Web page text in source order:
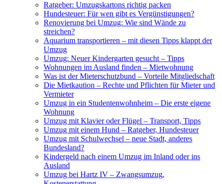
Ratgeber: Umzugskartons richtig packen
Hundesteuer: Für wen gibt es Vergünstigungen?
Renovierung bei Umzug: Wie sind Wände zu
streichen?
Aquarium transportieren – mit diesen Tipps klappt der
Umzug
Umzug: Neuer Kindergarten gesucht – Tipps
Wohnungen im Ausland finden – Mietwohnung
Was ist der Mieterschutzbund – Vorteile Mitgliedschaft
Die Mietkaution – Rechte und Pflichten für Mieter und
Vermieter
Umzug in ein Studentenwohnheim – Die erste eigene
Wohnung
Umzug mit Klavier oder Flügel – Transport, Tipps
Umzug mit einem Hund – Ratgeber, Hundesteuer
Umzug mit Schulwechsel – neue Stadt, anderes
Bundesland?
Kindergeld nach einem Umzug im Inland oder ins
Ausland
Umzug bei Hartz IV – Zwangsumzug,